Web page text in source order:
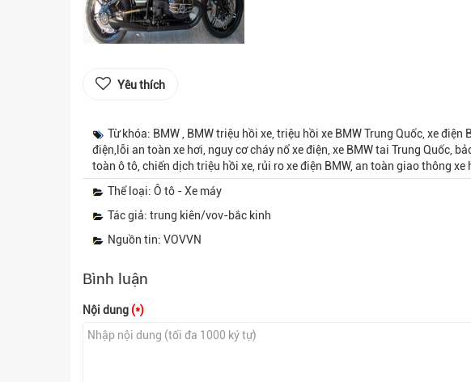
Yêu thích
Từ khóa: BMW , BMW triệu hồi xe, triệu hồi xe BMW Trung Quốc, xe
điện,lỗi an toàn xe hơi, nguy cơ cháy nổ xe điện, xe BMW tai Trung Quốc,
toàn ô tô, chiến dịch triệu hồi xe, rủi ro xe điện BMW, an toàn giao thông xe
Thể loại: Ô tô - Xe máy
Tác giả: trung kiên/vov-bắc kinh
Nguồn tin: VOVVN
Bình luận
Nội dung (*)